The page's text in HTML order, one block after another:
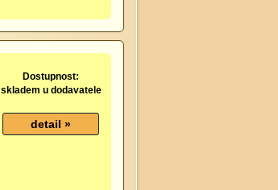
Dostupnost:
skladem u dodavatele